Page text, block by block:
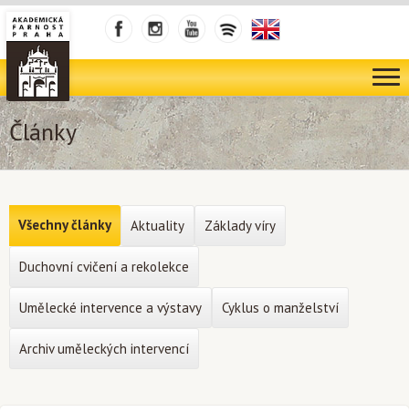
Články
Všechny články Aktuality Základy víry
Duchovní cvičení a rekolekce
Umělecké intervence a výstavy Cyklus o manželství
Archiv uměleckých intervencí